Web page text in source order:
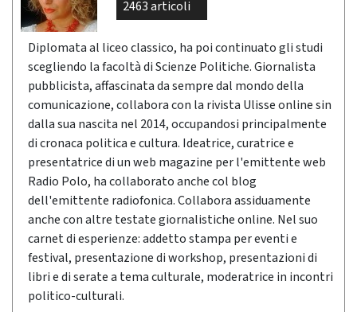
2463 articoli
Diplomata al liceo classico, ha poi continuato gli studi
scegliendo la facoltà di Scienze Politiche. Giornalista
pubblicista, affascinata da sempre dal mondo della
comunicazione, collabora con la rivista Ulisse online sin
dalla sua nascita nel 2014, occupandosi principalmente
di cronaca politica e cultura. Ideatrice, curatrice e
presentatrice di un web magazine per l'emittente web
Radio Polo, ha collaborato anche col blog
dell'emittente radiofonica. Collabora assiduamente
anche con altre testate giornalistiche online. Nel suo
carnet di esperienze: addetto stampa per eventi e
festival, presentazione di workshop, presentazioni di
libri e di serate a tema culturale, moderatrice in incontri
politico-culturali.